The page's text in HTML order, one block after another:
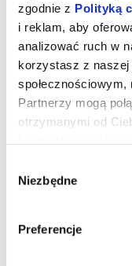
zgodnie z Polityką
i reklam, aby
analizować ruch w
korzystasz z naszej
Partnerzy mogą
otrzymanymi od
zgody
Niezbędne
Preferencje
Drzewo
przed koniecznością
prowincję. Wkrótce po
muszą obejść się bez